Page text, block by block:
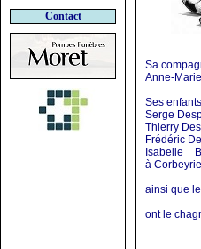
Contact
Sa
Anne-
Ses
Serge
Thierry
Frédéric
Isabelle
à
ainsi que
ont le